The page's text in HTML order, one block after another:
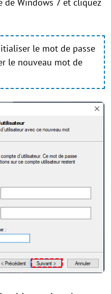
le mot de passe
le nouveau mot de